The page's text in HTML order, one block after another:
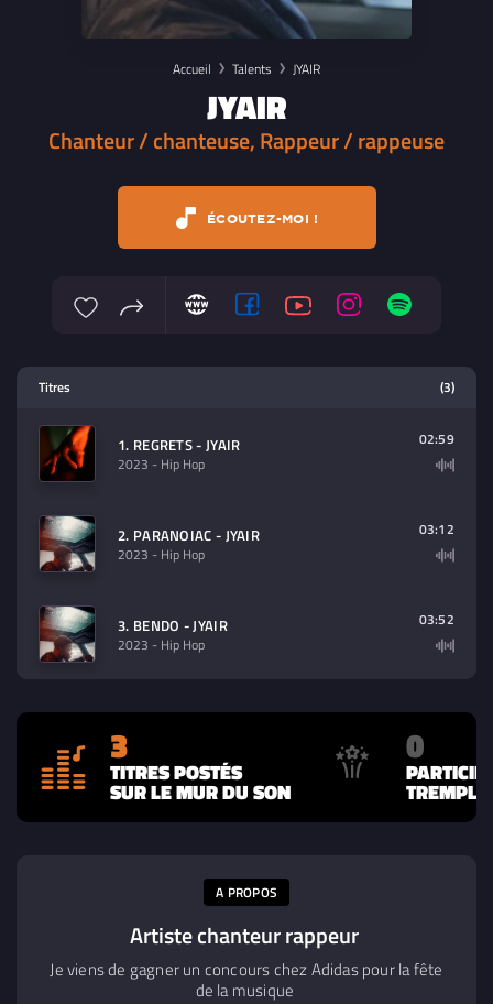
Accueil Talents JYAIR
JYAIR
Chanteur / chanteuse, Rappeur / rappeuse
ÉCOUTEZ-MOI !
contenu à lire (audio/video)
Titres (3)
1. REGRETS - JYAIR
2023 - Hip Hop
02:59
2. PARANOIAC - JYAIR
2023 - Hip Hop
03:12
3. BENDO - JYAIR
2023 - Hip Hop
03:52
3
TITRES POSTÉS
SUR LE MUR DU SON
0
A PROPOS
Artiste chanteur rappeur
Je viens de gagner un concours chez Adidas pour la fête
de la musique